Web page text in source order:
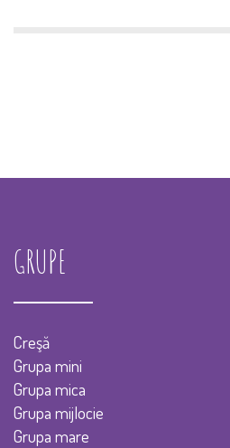
GRUPE
Creşă
Grupa mini
Grupa mica
Grupa mijlocie
Grupa mare